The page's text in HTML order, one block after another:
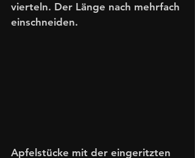
vierteln. Der Länge nach mehrfach
einschneiden.
Apfelstücke mit der eingeritzten